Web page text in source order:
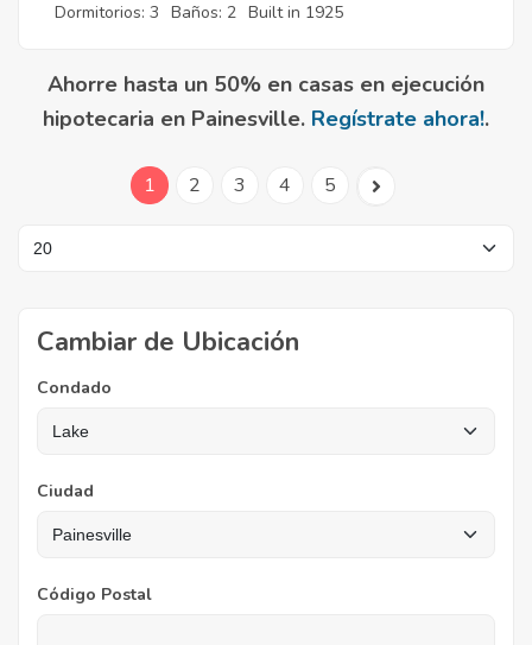
Dormitorios: 3 Baños: 2 Built in 1925
Ahorre hasta un 50% en casas en ejecución
hipotecaria en Painesville. Regístrate ahora!.
1 2 3 4 5
Cambiar de Ubicación
Condado
Ciudad
Código Postal